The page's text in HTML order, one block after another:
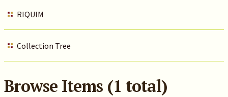
RIQUIM
Collection Tree
Browse Items (1 total)